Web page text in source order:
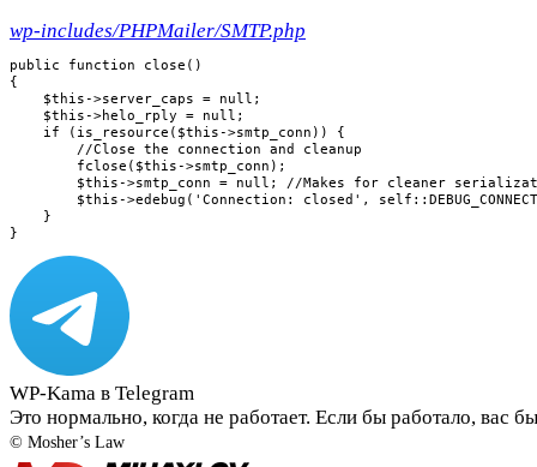
wp-includes/PHPMailer/SMTP.php
public function close()
{
    $this->server_caps = null;
    $this->helo_rply = null;
    if (is_resource($this->smtp_conn)) {
        //Close the connection and cleanup
        fclose($this->smtp_conn);
$this->smtp_conn = null; //Makes for cleaner
$this->edebug('Connection: closed',
    }
}
WP-Kama в Telegram
Это нормально, когда не работает. Если бы работало, вас
© Mosher’s Law